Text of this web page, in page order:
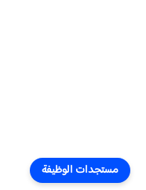
مستجدات الوظيفة